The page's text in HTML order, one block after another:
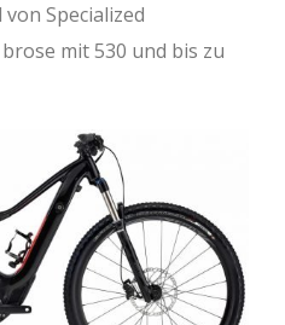
Specialized
mit 530 und bis zu